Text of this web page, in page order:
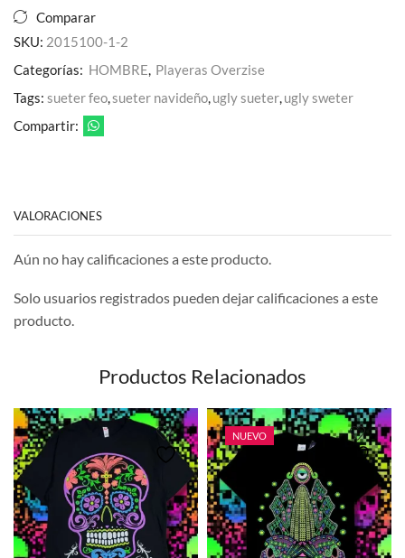
Comparar
SKU: 2015100-1-2
Categorías: HOMBRE, Playeras Overzise
Tags: sueter feo,sueter navideño,ugly sueter,ugly sweter
Compartir:
VALORACIONES
Aún no hay calificaciones a este producto.
Solo usuarios registrados pueden dejar calificaciones a este
producto.
Productos Relacionados
NUEVO